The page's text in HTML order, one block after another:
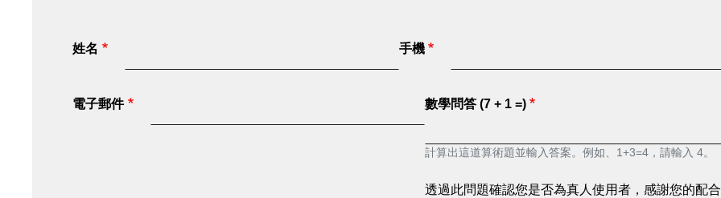
姓名 手機
電子郵件 數學問答 (7 + 1 =)
計算出這道算術題並輸入答案。例如、1+3=4，請輸入 4。
透過此問題確認您是否為真人使用者，感謝您的配